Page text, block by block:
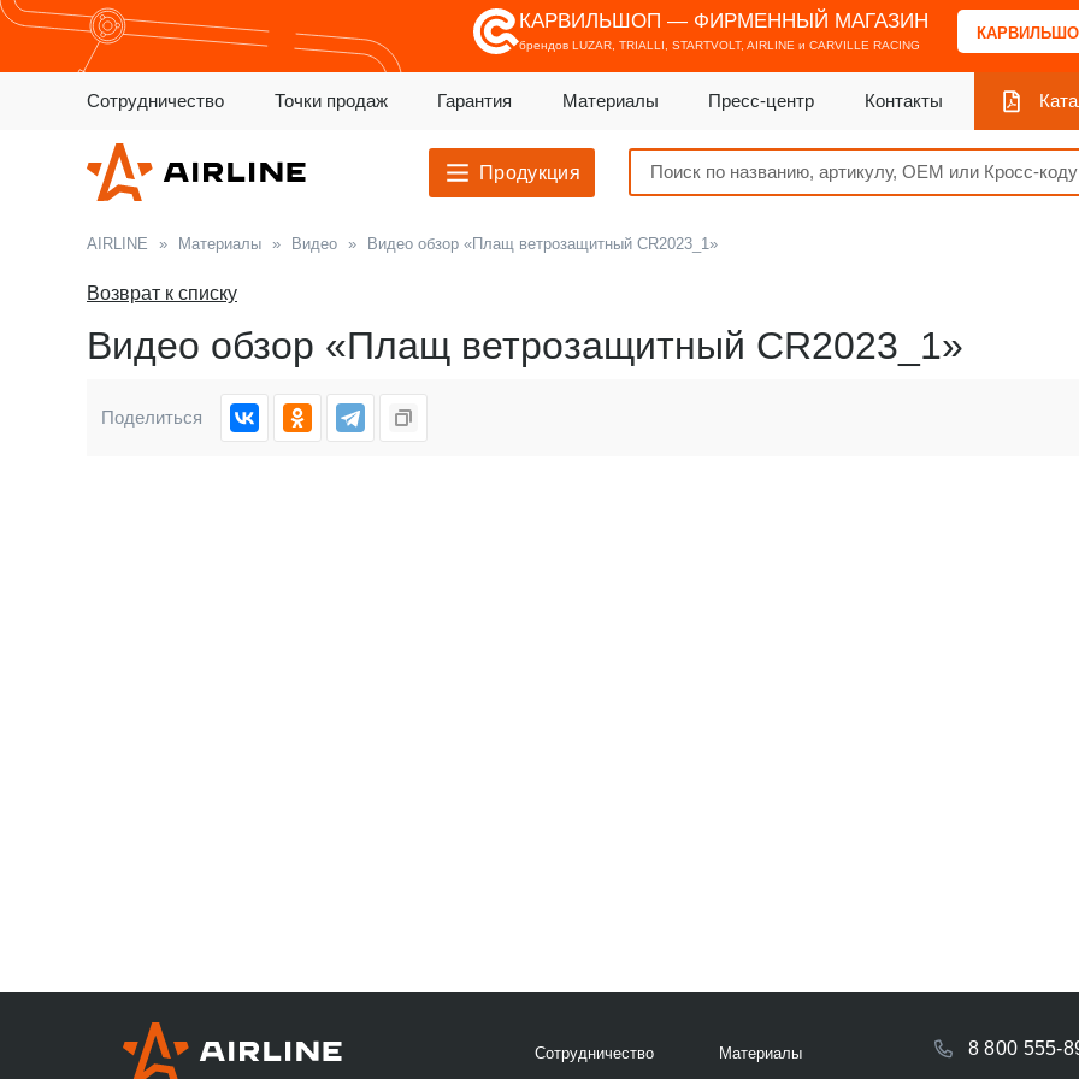
КАРВИЛЬШОП — ФИРМЕННЫЙ МАГАЗИН
брендов LUZAR, TRIALLI, STARTVOLT, AIRLINE и CARVILLE RACING
Сотрудничество Точки продаж Гарантия Материалы Пресс-центр Контакты
Продукция
AIRLINE » Материалы » Видео » Видео обзор «Плащ ветрозащитный CR2023_1»
Возврат к списку
Видео обзор «Плащ ветрозащитный CR2023_1»
Поделиться
Сотрудничество Материалы 8 800 555-